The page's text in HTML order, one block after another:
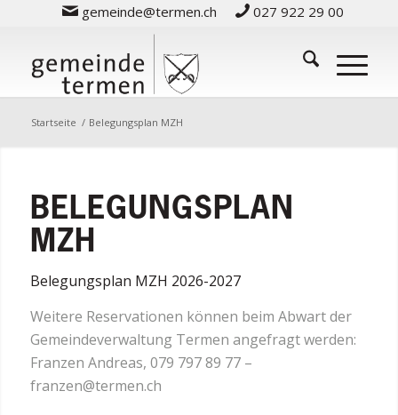
gemeinde@termen.ch 027 922 29 00
Startseite / Belegungsplan MZH
BELEGUNGSPLAN
MZH
Belegungsplan MZH 2026-2027
Weitere Reservationen können beim Abwart der
Gemeindeverwaltung Termen angefragt werden:
Franzen Andreas, 079 797 89 77 –
franzen@termen.ch